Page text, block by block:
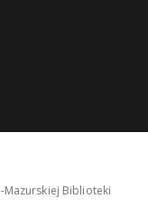
Mazurskiej Biblioteki